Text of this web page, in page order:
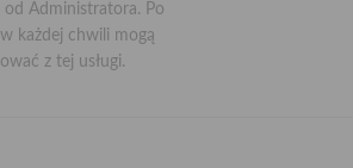
Administratora. Po
każdej chwili mogą
z tej usługi.